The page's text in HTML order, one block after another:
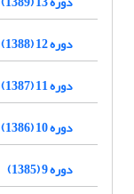
دوره 12 (1388)
دوره 11 (1387)
دوره 10 (1386)
دوره 9 (1385)